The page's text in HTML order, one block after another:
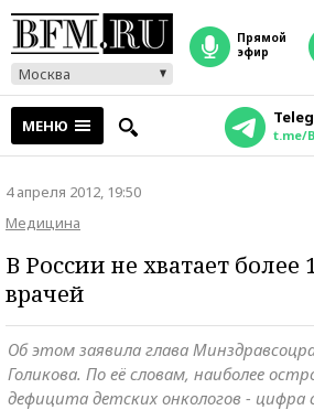
Москва
прямой
эфир
МЕНЮ t.me/
4 апреля 2012, 19:50
Медицина
В России не хватает более
врачей
Об этом заявила глава
Голикова. По её словам, наиболее
дефицита детских онкологов - цифра